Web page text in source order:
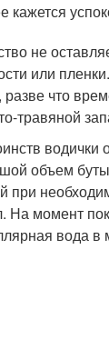
кажется
не
или пленки.
разве что
травяной
объем
при
На момент
вода в